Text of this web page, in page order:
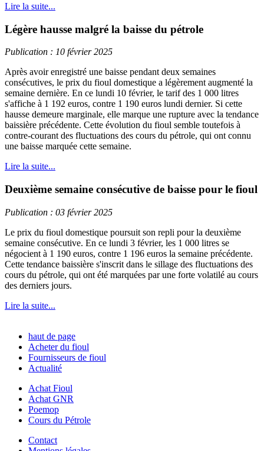
Lire la suite...
Légère hausse malgré la baisse du pétrole
Publication : 10 février 2025
Après avoir enregistré une baisse pendant deux semaines
consécutives, le prix du fioul domestique a légèrement augmenté la
semaine dernière. En ce lundi 10 février, le tarif des 1 000 litres
s'affiche à 1 192 euros, contre 1 190 euros lundi dernier. Si cette
hausse demeure marginale, elle marque une rupture avec la tendance
baissière précédente. Cette évolution du fioul semble toutefois à
contre-courant des fluctuations des cours du pétrole, qui ont connu
une baisse marquée cette semaine.
Lire la suite...
Deuxième semaine consécutive de baisse pour le fioul
Publication : 03 février 2025
Le prix du fioul domestique poursuit son repli pour la deuxième
semaine consécutive. En ce lundi 3 février, les 1 000 litres se
négocient à 1 190 euros, contre 1 196 euros la semaine précédente.
Cette tendance baissière s'inscrit dans le sillage des fluctuations des
cours du pétrole, qui ont été marquées par une forte volatilé au cours
des derniers jours.
Lire la suite...
haut de page
Acheter du fioul
Fournisseurs de fioul
Actualité
Achat Fioul
Achat GNR
Poemop
Cours du Pétrole
Contact